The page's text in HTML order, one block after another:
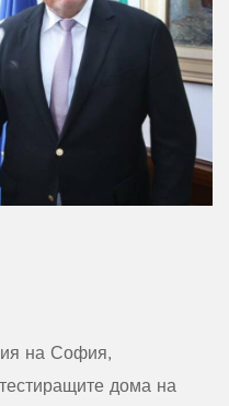
на София,
дома на